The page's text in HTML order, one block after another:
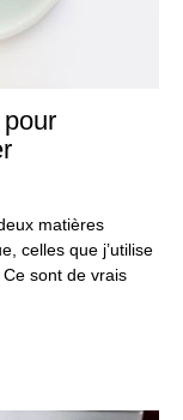
matières
celles que j’utilise
sont de vrais